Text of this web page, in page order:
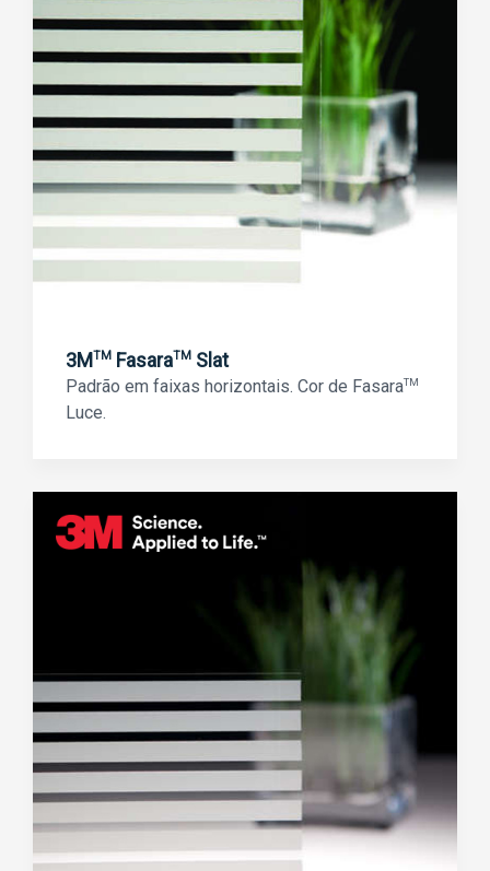
3MTM FasaraTM Slat
Padrão em faixas horizontais. Cor de FasaraTM
Luce.